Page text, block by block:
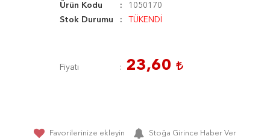
Ürün Kodu
1050170
Stok Durumu
TÜKENDİ
Fiyatı 23,60
Favorilerinize ekleyin Stoğa Girince Haber Ver